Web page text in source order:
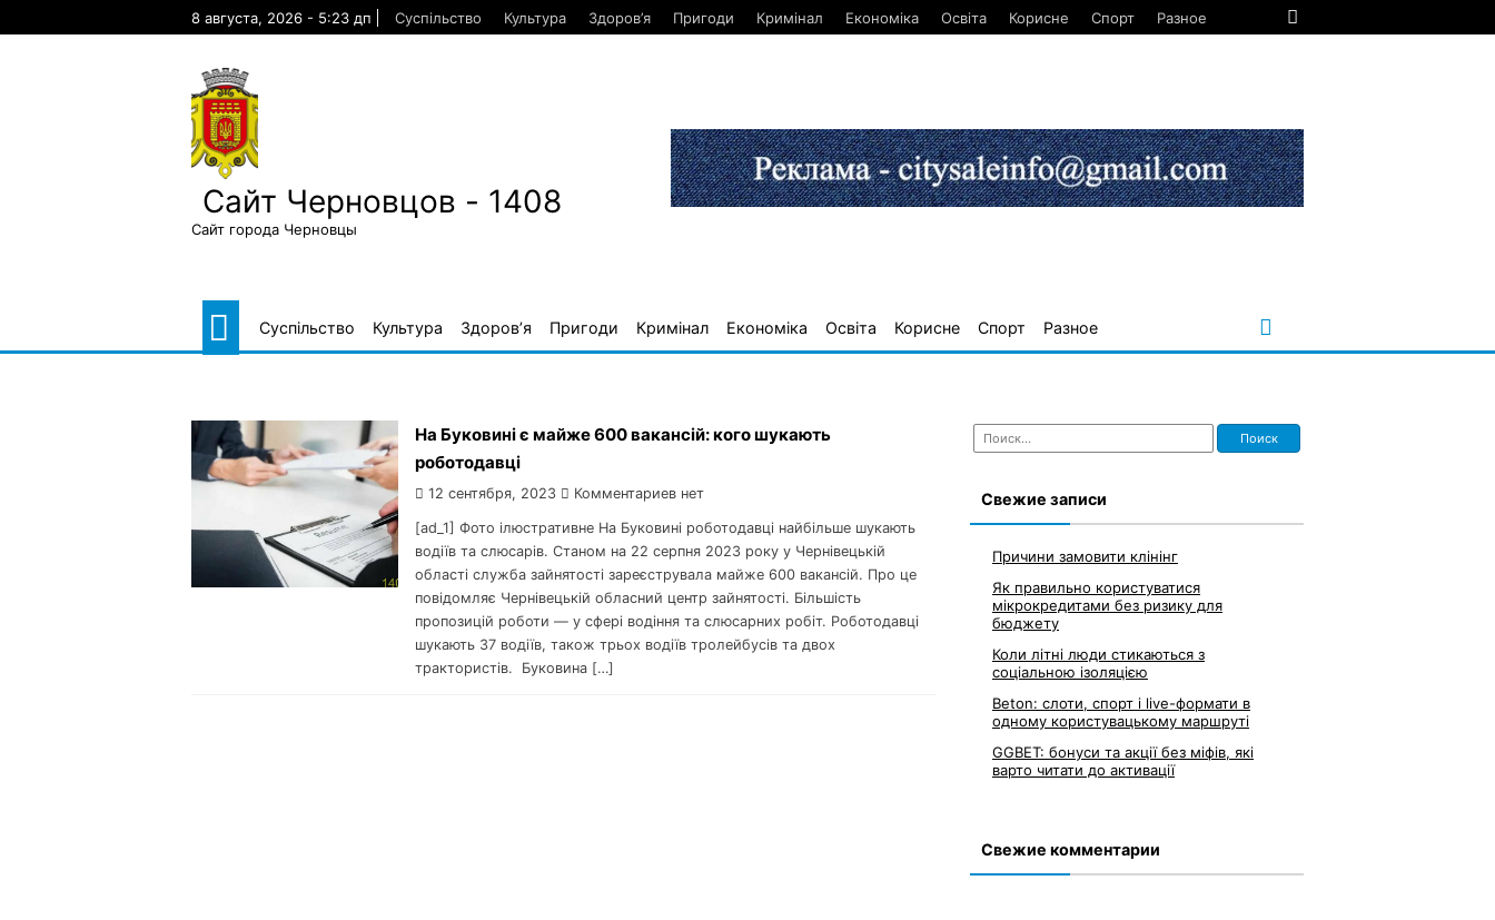
8 августа, 2026 - 5:23 дп Суспільство Культура Здоров’я Пригоди Кримінал Економіка Освіта Корисне Спорт Разное
Сайт Черновцов - 1408
Сайт города Черновцы
Суспільство Культура Здоров’я Пригоди Кримінал Економіка Освіта Корисне Спорт Разное
На Буковині є майже 600 вакансій: кого шукають
роботодавці
12 сентября, 2023 Комментариев нет
[ad_1] Фото ілюстративне На Буковині роботодавці найбільше шукають
водіїв та слюсарів. Станом на 22 серпня 2023 року у Чернівецькій
області служба зайнятості зареєструвала майже 600 вакансій. Про це
повідомляє Чернівецькій обласний центр зайнятості. Більшість
пропозицій роботи — у сфері водіння та слюсарних робіт. Роботодавці
шукають 37 водіїв, також трьох водіїв тролейбусів та двох
трактористів. Буковина […]
Найти:
Свежие записи
Причини замовити клінінг
Як правильно користуватися
мікрокредитами без ризику для
бюджету
Коли літні люди стикаються з
соціальною ізоляцією
Beton: слоти, спорт і live-формати в
одному користувацькому маршруті
GGBET: бонуси та акції без міфів, які
варто читати до активації
Свежие комментарии